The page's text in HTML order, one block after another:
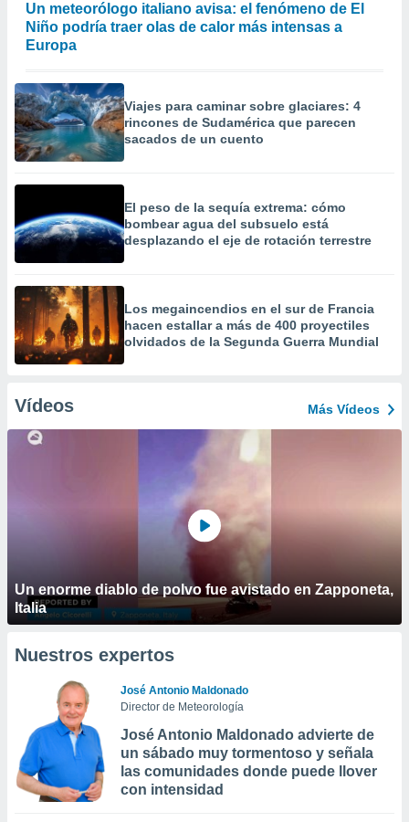
Un meteorólogo italiano avisa: el fenómeno de El
Niño podría traer olas de calor más intensas a
Europa
Viajes para caminar sobre glaciares: 4
rincones de Sudamérica que parecen
sacados de un cuento
El peso de la sequía extrema: cómo
bombear agua del subsuelo está
desplazando el eje de rotación terrestre
Los megaincendios en el sur de Francia
hacen estallar a más de 400 proyectiles
olvidados de la Segunda Guerra Mundial
Vídeos Más Vídeos
Un enorme diablo de polvo fue avistado en Zapponeta,
Italia
Nuestros expertos
José Antonio Maldonado
Director de Meteorología
José Antonio Maldonado advierte de
un sábado muy tormentoso y señala
las comunidades donde puede llover
con intensidad